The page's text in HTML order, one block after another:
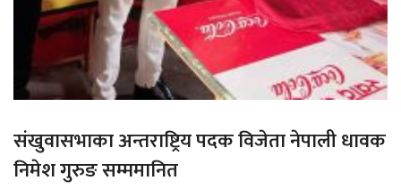
संखुवासभाका अन्तराष्ट्रिय पदक विजेता नेपाली धावक
निमेश गुरुङ सम्ममानित